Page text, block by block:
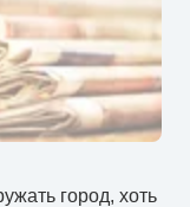
город, хоть